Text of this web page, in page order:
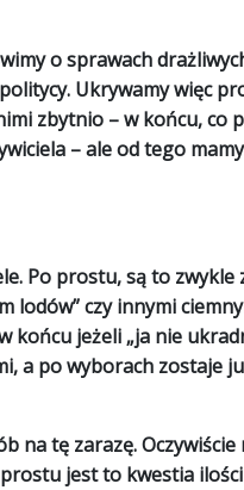
o sprawach
Ukrywamy więc
zbytnio – w końcu, co
– ale od tego
Po prostu, są to zwykle
czy innymi
końcu jeżeli „ja nie
a po wyborach zostaje
na tę zarazę.
jest to kwestia